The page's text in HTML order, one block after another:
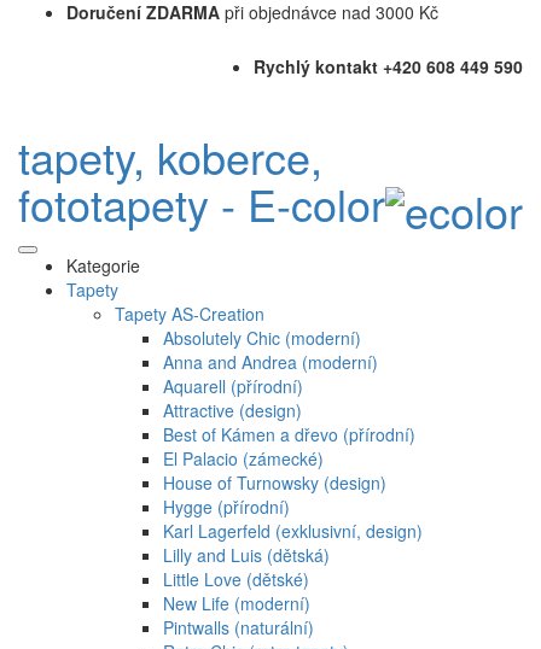
Doručení ZDARMA při objednávce nad 3000 Kč
Rychlý kontakt +420 608 449 590
tapety, koberce,
fototapety - E-color
Kategorie
Tapety
Tapety AS-Creation
Absolutely Chic (moderní)
Anna and Andrea (moderní)
Aquarell (přírodní)
Attractive (design)
Best of Kámen a dřevo (přírodní)
El Palacio (zámecké)
House of Turnowsky (design)
Hygge (přírodní)
Karl Lagerfeld (exklusivní, design)
Lilly and Luis (dětská)
Little Love (dětské)
New Life (moderní)
Pintwalls (naturální)